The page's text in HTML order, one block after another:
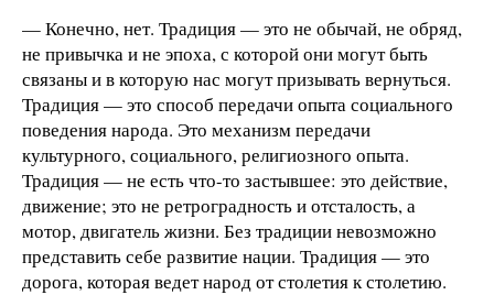
— Конечно, нет. Традиция — это не обычай, не обряд,
не привычка и не эпоха, с которой они могут быть
связаны и в которую нас могут призывать вернуться.
Традиция — это способ передачи опыта социального
поведения народа. Это механизм передачи
культурного, социального, религиозного опыта.
Традиция — не есть что-то застывшее: это действие,
движение; это не ретроградность и отсталость, а
мотор, двигатель жизни. Без традиции невозможно
представить себе развитие нации. Традиция — это
дорога, которая ведет народ от столетия к столетию.